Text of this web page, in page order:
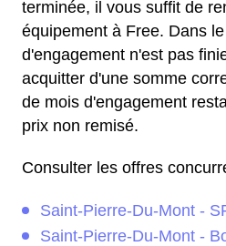
terminée, il vous suffit de
équipement à Free. Dans
d'engagement n'est pas
acquitter d'une somme
de mois d'engagement
prix non remisé.
Consulter les offres
Saint-Pierre-Du-Mont -
Saint-Pierre-Du-Mont -